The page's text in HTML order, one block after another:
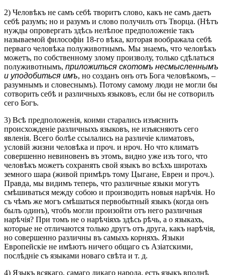
2) Человѣкъ не самъ себѣ творитъ слово, какъ не самъ даетъ
себѣ разумъ; но и разумъ и слово получилъ отъ Творца. (Нѣтъ
нужды опровергать здѣсь нелѣпое предположеніе такъ
называемой философіи 18-го вѣка, которая воображала себѣ
перваго человѣка полуживотнымъ. Мы знаемъ, что человѣкъ
можетъ, по собственному злому произволу, только сдѣлаться
полуживотнымъ, приложиться скотомъ несмысленнымъ
и уподобиться имъ, но созданъ онъ отъ Бога человѣкомъ, –
разумнымъ и словеснымъ). Потому самому люди не могли бы
сотворить себѣ и различныхъ языковъ, если бы не сотворилъ
сего Богъ.
3) Всѣ предположенія, коими старались изъяснить
происхожденіе различныхъ языковъ, не изъясняютъ сего
явленія. Всего болѣе ссылались на различіе климатовъ,
условій жизни человѣка и проч. и нроч. Но что климатъ
совершенно невиновенъ въ этомъ, видно уже изъ того, что
человѣкъ можетъ сохранять свой языкъ во всѣхъ широтахъ
земного шара (живой примѣръ тому Цыгане, Евреи и проч.).
Правда, мы видимъ теперь, что различные языки могутъ
смѣшиваться между собою и производить новыя нарѣчія. Но
съ чѣмъ же могъ смѣшаться первобытный языкъ (когда онъ
былъ одинъ), чтобъ могли произойти отъ него различныя
нарѣчія? При томъ не о нарѣчіяхъ здѣсь рѣчь, а о языкахъ,
которые не отличаются только другъ отъ друга, какъ нарѣчія,
но совершенно различны въ самыхъ корняхъ. Языки
Европейскіе не имѣютъ ничего общаго съ Азіатскими,
послѣдніе съ языками новаго свѣта и т. д.
4) Языкъ всякаго, самаго дикаго народа, есть языкъ вполнѣ